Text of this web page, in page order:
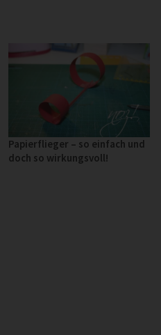
Papierflieger – so einfach und
doch so wirkungsvoll!